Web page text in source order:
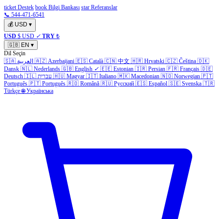
ticket Destek book Bilgi Bankası star Referanslar
📞 544-471-6541
💰 USD ▾
USD $ USD ✓ TRY ₺
🇬🇧 EN ▾
Dil Seçin
🇸🇦 العربية 🇦🇿 Azerbaijani 🇪🇸 Català 🇨🇳 中文 🇭🇷 Hrvatski 🇨🇿 Čeština 🇩🇰
Dansk 🇳🇱 Nederlands 🇬🇧 English ✓ 🇪🇪 Estonian 🇮🇷 Persian 🇫🇷 Français 🇩🇪
Deutsch 🇮🇱 עברית 🇭🇺 Magyar 🇮🇹 Italiano 🇲🇰 Macedonian 🇳🇴 Norwegian 🇵🇹
Português 🇵🇹 Português 🇷🇴 Română 🇷🇺 Русский 🇪🇸 Español 🇸🇪 Svenska 🇹🇷
Türkçe 🌐 Українська